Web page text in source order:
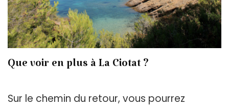
Que voir en plus à La Ciotat ?
Sur le chemin du retour, vous pourrez